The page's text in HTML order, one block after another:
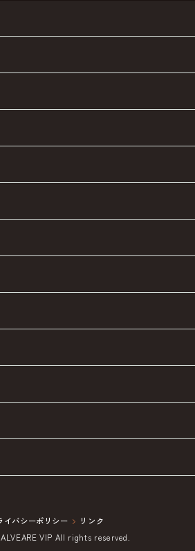
イバシーポリシー
リンク
VIP All rights reserved.